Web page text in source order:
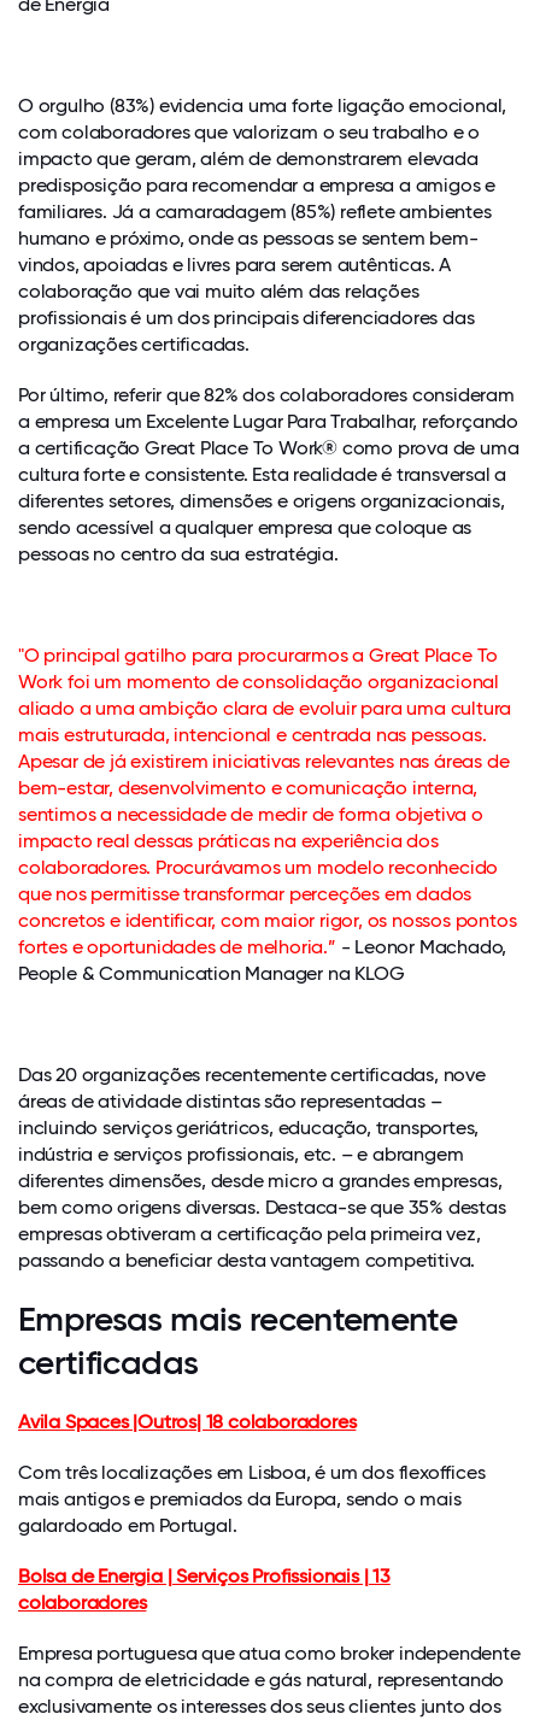
O orgulho (83%) evidencia uma forte ligação emocional,
com colaboradores que valorizam o seu trabalho e o
impacto que geram, além de demonstrarem elevada
predisposição para recomendar a empresa a amigos e
familiares. Já a camaradagem (85%) reflete ambientes
humano e próximo, onde as pessoas se sentem bem-
vindos, apoiadas e livres para serem autênticas. A
colaboração que vai muito além das relações
profissionais é um dos principais diferenciadores das
organizações certificadas.
Por último, referir que 82% dos colaboradores consideram
a empresa um Excelente Lugar Para Trabalhar, reforçando
a certificação Great Place To Work® como prova de uma
cultura forte e consistente. Esta realidade é transversal a
diferentes setores, dimensões e origens organizacionais,
sendo acessível a qualquer empresa que coloque as
pessoas no centro da sua estratégia.
"O principal gatilho para procurarmos a Great Place To
Work foi um momento de consolidação organizacional
aliado a uma ambição clara de evoluir para uma cultura
mais estruturada, intencional e centrada nas pessoas.
Apesar de já existirem iniciativas relevantes nas áreas de
bem-estar, desenvolvimento e comunicação interna,
sentimos a necessidade de medir de forma objetiva o
impacto real dessas práticas na experiência dos
colaboradores. Procurávamos um modelo reconhecido
que nos permitisse transformar perceções em dados
concretos e identificar, com maior rigor, os nossos pontos
fortes e oportunidades de melhoria.” - Leonor Machado,
People & Communication Manager na KLOG
Das 20 organizações recentemente certificadas, nove
áreas de atividade distintas são representadas –
incluindo serviços geriátricos, educação, transportes,
indústria e serviços profissionais, etc. – e abrangem
diferentes dimensões, desde micro a grandes empresas,
bem como origens diversas. Destaca-se que 35% destas
empresas obtiveram a certificação pela primeira vez,
passando a beneficiar desta vantagem competitiva.
Empresas mais recentemente
certificadas
Avila Spaces |Outros| 18 colaboradores
Com três localizações em Lisboa, é um dos flexoffices
mais antigos e premiados da Europa, sendo o mais
galardoado em Portugal.
Bolsa de Energia | Serviços Profissionais | 13
colaboradores
Empresa portuguesa que atua como broker independente
na compra de eletricidade e gás natural, representando
exclusivamente os interesses dos seus clientes junto dos